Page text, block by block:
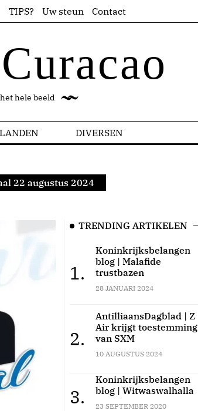
TIPS? Uw steun Contact
hele beeld
LANDEN DIVERSEN
22 augustus 2024
TRENDING ARTIKELEN
1.
Koninkrijksbelangen
blog | Malafide
trustbazen
28 JANUARI 2024
2.
AntilliaansDagblad | Z
Air krijgt toestemming
van SXM
10 AUGUSTUS 2024
3.
Koninkrijksbelangen
blog | Witwaswalhalla
23 SEPTEMBER 2020